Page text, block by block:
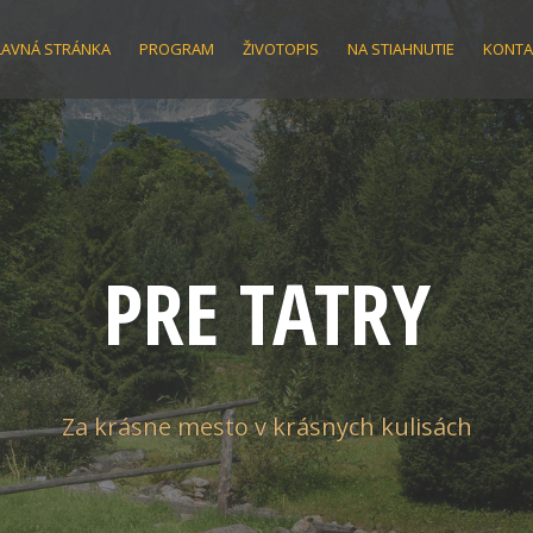
STRÁNKA PROGRAM ŽIVOTOPIS NA STIAHNUTIE
PRE TATRY
Za krásne mesto v krásnych kulisách